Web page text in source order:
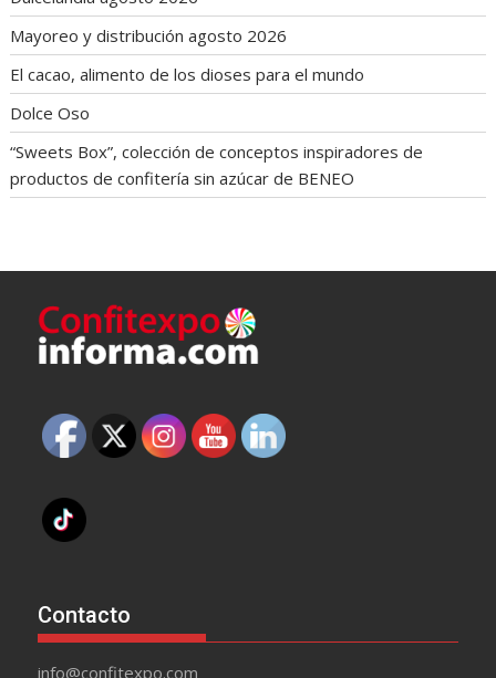
Mayoreo y distribución agosto 2026
El cacao, alimento de los dioses para el mundo
Dolce Oso
“Sweets Box”, colección de conceptos inspiradores de
productos de confitería sin azúcar de BENEO
Contacto
info@confitexpo.com